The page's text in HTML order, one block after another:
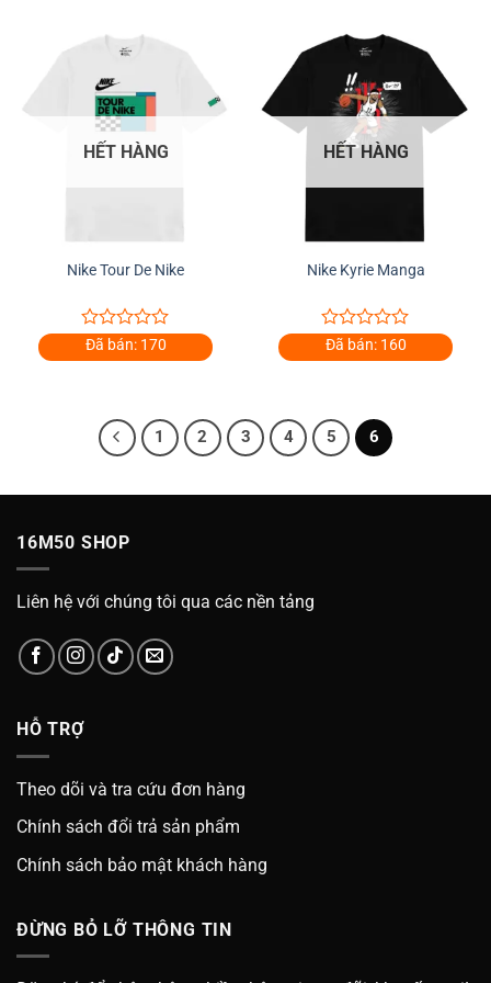
HẾT HÀNG
Nike Tour De Nike
0
out
Đã bán: 170
HẾT HÀNG
Nike Kyrie Manga
0
out
Đã bán: 160
1 2 3 4 5 6
16M50 SHOP
Liên hệ với chúng tôi qua các nền tảng
HỖ TRỢ
Theo dõi và tra cứu đơn hàng
Chính sách đổi trả sản phẩm
Chính sách bảo mật khách hàng
ĐỪNG BỎ LỠ THÔNG TIN